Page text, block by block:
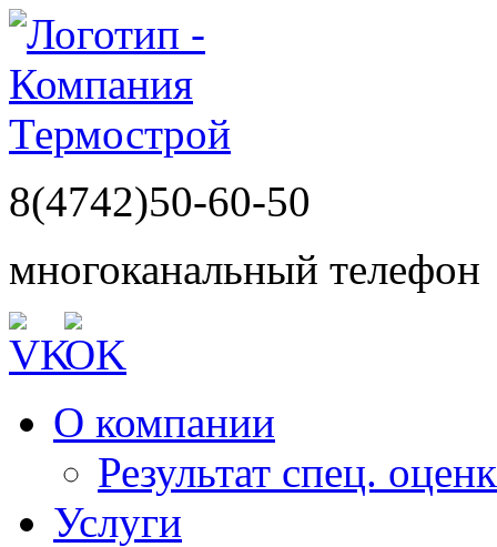
8(4742)50-60-50
многоканальный телефон
О компании
Результат спец.
Услуги